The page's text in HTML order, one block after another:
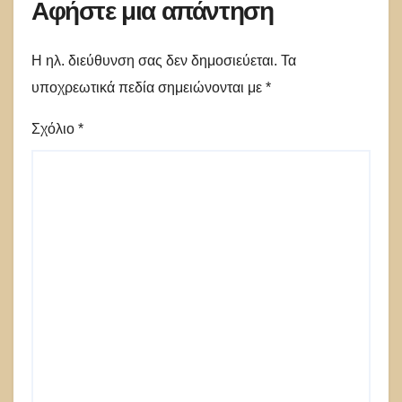
Αφήστε μια απάντηση
Η ηλ. διεύθυνση σας δεν δημοσιεύεται. Τα
υποχρεωτικά πεδία σημειώνονται με *
Σχόλιο *